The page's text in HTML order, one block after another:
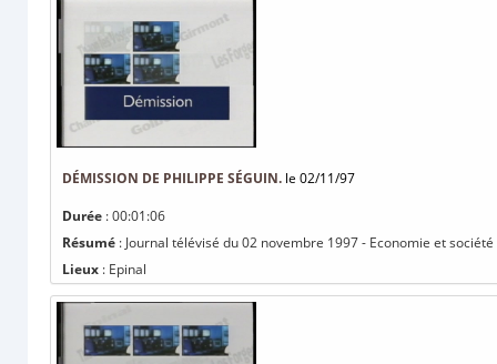
DÉMISSION DE PHILIPPE SÉGUIN. le 02/11/97
Durée : 00:01:06
Résumé : Journal télévisé du 02 novembre 1997 - Economie et
Lieux : Epinal